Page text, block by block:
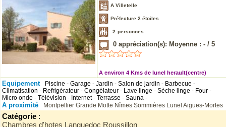
A Villetelle
Préfecture 2 étoiles
2 personnes
0 appréciation(s): Moyenne : - / 5
A environ 4 Kms de lunel herault(centre)
Equipement
Piscine - Garage - Jardin - Salon de jardin - Barbecue -
Climatisation - Refrigérateur - Congélateur - Lave linge - Sèche linge - Four -
Micro onde - Télévision - Internet - Terrasse - Sauna -
A proximité Montpellier Grande Motte Nîmes Sommières Lunel Aigues-Mortes
Catégorie :
Chambres d'hotes Languedoc Roussillon